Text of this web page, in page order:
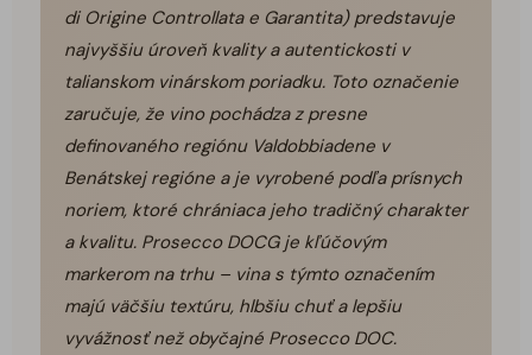
di Origine Controllata e Garantita) predstavuje
najvyššiu úroveň kvality a autentickosti v
talianskom vinárskom poriadku. Toto označenie
zaručuje, že vino pochádza z presne
definovaného regiónu Valdobbiadene v
Benátskej regióne a je vyrobené podľa prísnych
noriem, ktoré chrániaca jeho tradičný charakter
a kvalitu. Prosecco DOCG je kľúčovým
markerom na trhu – vina s týmto označením
majú väčšiu textúru, hlbšiu chuť a lepšiu
vyvážnosť než obyčajné Prosecco DOC.